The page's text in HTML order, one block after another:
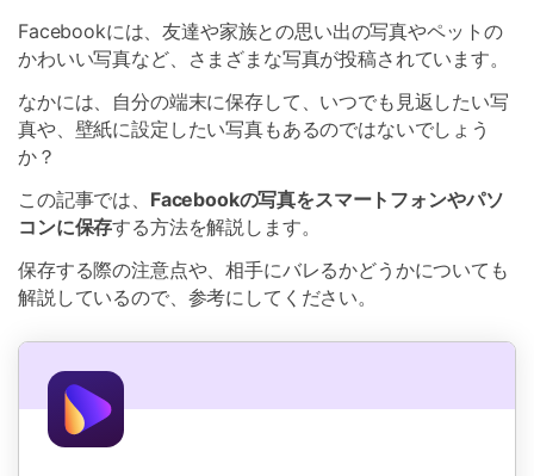
Facebookには、友達や家族との思い出の写真やペットの
かわいい写真など、さまざまな写真が投稿されています。
なかには、自分の端末に保存して、いつでも見返したい写
真や、壁紙に設定したい写真もあるのではないでしょう
か？
この記事では、 Facebookの写真をスマートフォンやパソ
コンに保存する方法を解説します。
保存する際の注意点や、相手にバレるかどうかについても
解説しているので、参考にしてください。